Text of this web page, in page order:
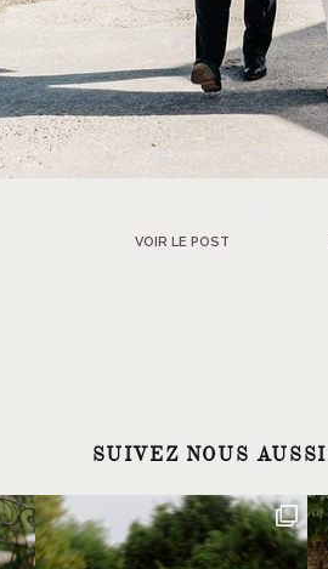
VOIR LE POST
SUIVEZ NOUS